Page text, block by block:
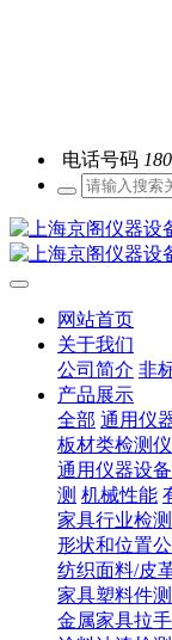
电话号码
网站首页
关于我们
公司简介 非
产品展示
全部 通用仪
板材类检测
通用仪器设备
测 机械性能
家具行业检
形状和位置
纺织面料/皮
家具塑料件
金属家具拉